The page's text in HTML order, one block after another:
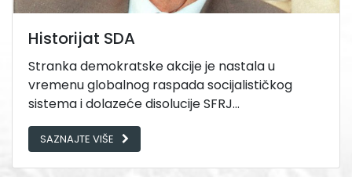
Historijat SDA
Stranka demokratske akcije je nastala u
vremenu globalnog raspada socijalističkog
sistema i dolazeće disolucije SFRJ...
SAZNAJTE VIŠE